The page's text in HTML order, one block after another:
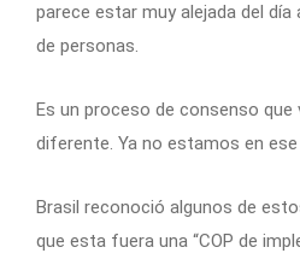
parece estar muy alejada del día
de personas.
Es un proceso de consenso que
diferente. Ya no estamos en ese
Brasil reconoció algunos de
que esta fuera una “COP de